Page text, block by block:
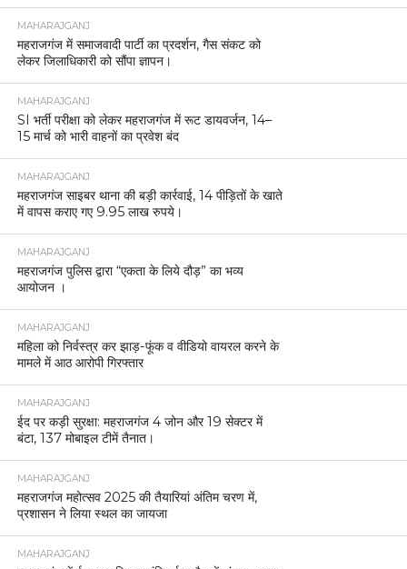
MAHARAJGANJ
महराजगंज में समाजवादी पार्टी का प्रदर्शन, गैस संकट को
लेकर जिलाधिकारी को सौंपा ज्ञापन।
MAHARAJGANJ
SI भर्ती परीक्षा को लेकर महराजगंज में रूट डायवर्जन, 14–
15 मार्च को भारी वाहनों का प्रवेश बंद
MAHARAJGANJ
महराजगंज साइबर थाना की बड़ी कार्रवाई, 14 पीड़ितों के खाते
में वापस कराए गए 9.95 लाख रुपये।
MAHARAJGANJ
महराजगंज पुलिस द्वारा “एकता के लिये दौड़” का भव्य
आयोजन ।
MAHARAJGANJ
महिला को निर्वस्त्र कर झाड़-फूंक व वीडियो वायरल करने के
मामले में आठ आरोपी गिरफ्तार
MAHARAJGANJ
ईद पर कड़ी सुरक्षा: महराजगंज 4 जोन और 19 सेक्टर में
बंटा, 137 मोबाइल टीमें तैनात।
MAHARAJGANJ
महराजगंज महोत्सव 2025 की तैयारियां अंतिम चरण में,
प्रशासन ने लिया स्थल का जायजा
MAHARAJGANJ